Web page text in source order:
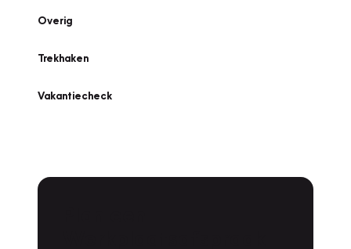
Overig
Trekhaken
Vakantiecheck